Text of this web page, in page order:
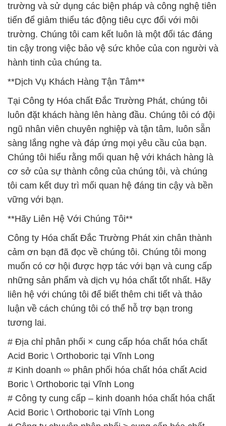
trường và sử dụng các biện pháp và công nghệ tiên
tiến để giảm thiểu tác động tiêu cực đối với môi
trường. Chúng tôi cam kết luôn là một đối tác đáng
tin cậy trong việc bảo vệ sức khỏe của con người và
hành tinh của chúng ta.
**Dịch Vụ Khách Hàng Tận Tâm**
Tại Công ty Hóa chất Đắc Trường Phát, chúng tôi
luôn đặt khách hàng lên hàng đầu. Chúng tôi có đội
ngũ nhân viên chuyên nghiệp và tận tâm, luôn sẵn
sàng lắng nghe và đáp ứng mọi yêu cầu của bạn.
Chúng tôi hiểu rằng mối quan hệ với khách hàng là
cơ sở của sự thành công của chúng tôi, và chúng
tôi cam kết duy trì mối quan hệ đáng tin cậy và bền
vững với bạn.
**Hãy Liên Hệ Với Chúng Tôi**
Công ty Hóa chất Đắc Trường Phát xin chân thành
cảm ơn bạn đã đọc về chúng tôi. Chúng tôi mong
muốn có cơ hội được hợp tác với bạn và cung cấp
những sản phẩm và dịch vụ hóa chất tốt nhất. Hãy
liên hệ với chúng tôi để biết thêm chi tiết và thảo
luận về cách chúng tôi có thể hỗ trợ bạn trong
tương lai.
# Địa chỉ phân phối × cung cấp hóa chất hóa chất
Acid Boric \ Orthoboric tại Vĩnh Long
# Kinh doanh ∞ phân phối hóa chất hóa chất Acid
Boric \ Orthoboric tại Vĩnh Long
# Công ty cung cấp – kinh doanh hóa chất hóa chất
Acid Boric \ Orthoboric tại Vĩnh Long